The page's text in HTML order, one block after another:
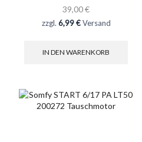
39,00€
zzgl. 6,99 €Versand
IN DEN WARENKORB